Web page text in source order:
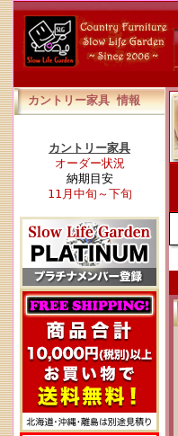
カントリー家具 情報
カントリー家具
オーダー状況
納期目安
11月中旬～下旬